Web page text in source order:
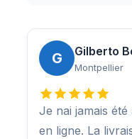
G Gilberto
Montpellier
Je nai jamais
en ligne. La